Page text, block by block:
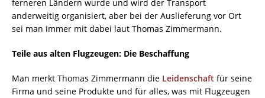
ferneren Ländern wurde und wird der Transport
anderweitig organisiert, aber bei der Auslieferung vor Ort
sei man immer mit dabei laut Thomas Zimmermann.
Teile aus alten Flugzeugen: Die Beschaffung
Man merkt Thomas Zimmermann die Leidenschaft für seine
Firma und seine Produkte und für alles, was mit Flugzeugen